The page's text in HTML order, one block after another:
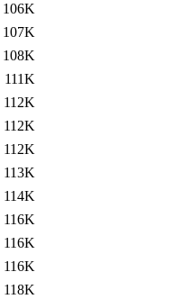
106K
107K
108K
111K
112K
112K
112K
113K
114K
116K
116K
116K
118K